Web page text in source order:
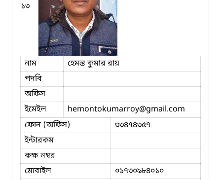
১৩
নাম
হেমন্ত কুমার রায়
পদবি
অফিস
ইমেইল
hemontokumarroy@gmail.com
ফোন (অফিস)
৩৩৪৭৪৩৫৭
ইন্টারকম
কক্ষ নম্বর
মোবাইল
০১৭৩০৯৮৪০১০